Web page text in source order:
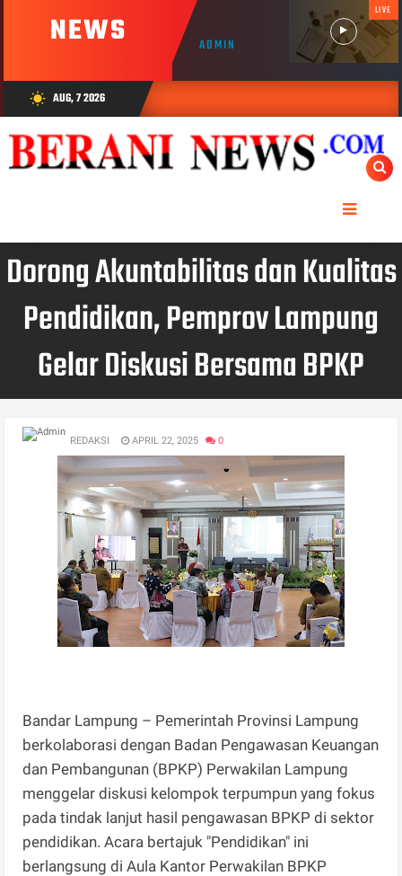
NEWS ADMIN
LIVE
wb_sunny AUG, 7 2026
Dorong Akuntabilitas dan Kualitas
Pendidikan, Pemprov Lampung
Gelar Diskusi Bersama BPKP
REDAKSI APRIL 22, 2025 0
Bandar Lampung – Pemerintah Provinsi Lampung
berkolaborasi dengan Badan Pengawasan Keuangan
dan Pembangunan (BPKP) Perwakilan Lampung
menggelar diskusi kelompok terpumpun yang fokus
pada tindak lanjut hasil pengawasan BPKP di sektor
pendidikan. Acara bertajuk "Pendidikan" ini
berlangsung di Aula Kantor Perwakilan BPKP